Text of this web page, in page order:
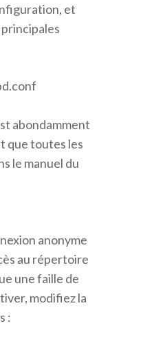
et
abondamment
que toutes les
le manuel du
anonyme
au répertoire
une faille de
modifiez la
: